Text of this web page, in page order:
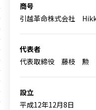
商号
引越革命株式会社
代表者
代表取締役 藤枝 勲
設立
平成12年12月8日